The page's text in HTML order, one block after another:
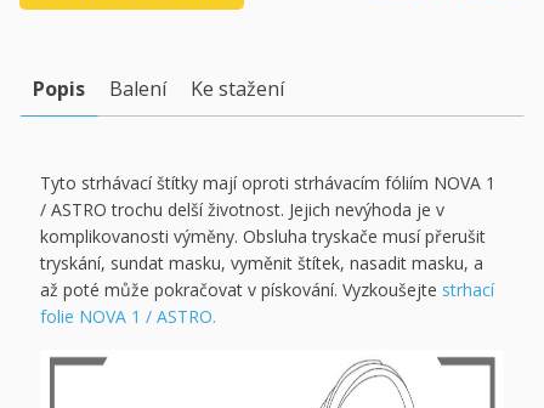
Popis Balení Ke stažení
Tyto strhávací štítky mají oproti strhávacím fóliím NOVA 1
/ ASTRO trochu delší životnost. Jejich nevýhoda je v
komplikovanosti výměny. Obsluha tryskače musí přerušit
tryskání, sundat masku, vyměnit štítek, nasadit masku, a
až poté může pokračovat v pískování. Vyzkoušejte strhací
folie NOVA 1 / ASTRO.